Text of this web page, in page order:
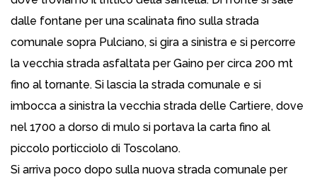
dalle fontane per una scalinata fino sulla strada
comunale sopra Pulciano, si gira a sinistra e si percorre
la vecchia strada asfaltata per Gaino per circa 200 mt
fino al tornante. Si lascia la strada comunale e si
imbocca a sinistra la vecchia strada delle Cartiere, dove
nel 1700 a dorso di mulo si portava la carta fino al
piccolo porticciolo di Toscolano.
Si arriva poco dopo sulla nuova strada comunale per